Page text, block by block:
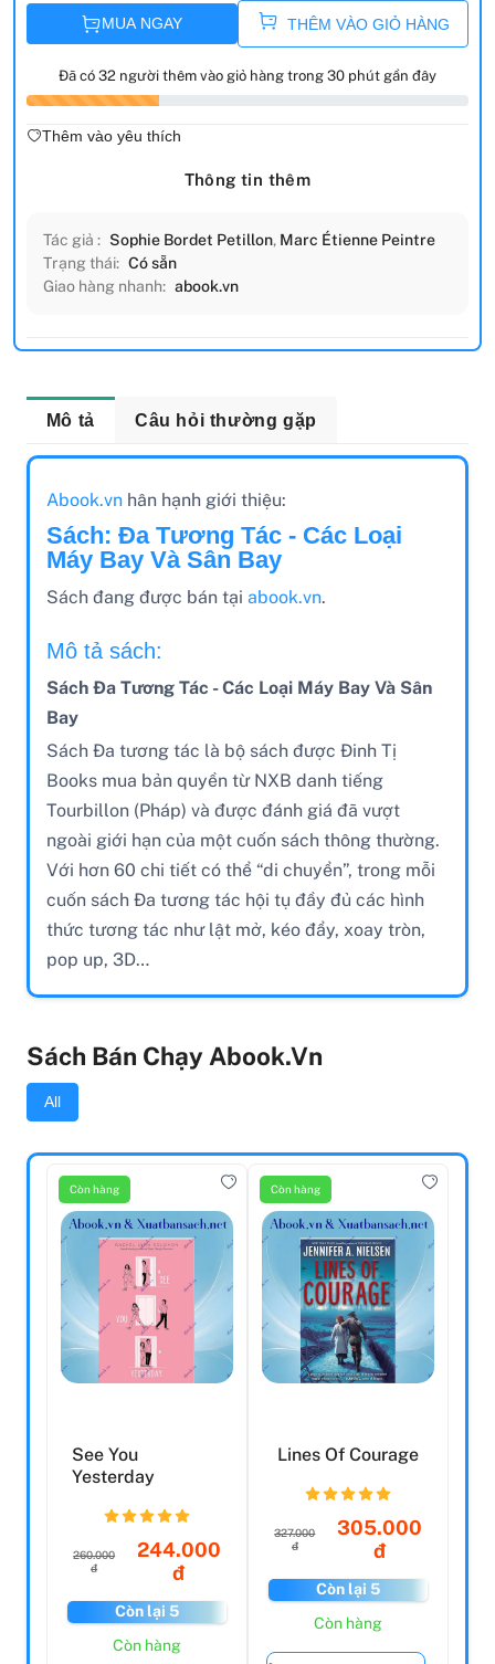
MUA NGAY THÊM VÀO GIỎ HÀNG
Đã có 32 người thêm vào giỏ hàng trong 30 phút gần đây
Thêm vào yêu thích
Thông tin thêm
Tác giả : Sophie Bordet Petillon, Marc Étienne Peintre
Trạng thái: Có sẵn
Giao hàng nhanh: abook.vn
Mô tả Câu hỏi thường gặp
Abook.vnhân hạnh giới thiệu:
Sách: Đa Tương Tác - Các Loại
Máy Bay Và Sân Bay
Sách đang được bán tại abook.vn.
Mô tả sách:
Sách Đa Tương Tác - Các Loại Máy Bay Và Sân
Bay
Sách Đa tương tác là bộ sách được Đinh Tị
Books mua bản quyền từ NXB danh tiếng
Tourbillon (Pháp) và được đánh giá đã vượt
ngoài giới hạn của một cuốn sách thông thường.
Với hơn 60 chi tiết có thể “di chuyển”, trong mỗi
cuốn sách Đa tương tác hội tụ đầy đủ các hình
thức tương tác như lật mở, kéo đẩy, xoay tròn,
pop up, 3D…
Sách Bán Chạy Abook.vn
All
Còn hàng
See You
Yesterday
260.000
đ
244.000
đ
Còn lại 5
Còn hàng
Còn hàng
Lines Of Courage
327.000
đ
305.000
đ
Còn lại 5
Còn hàng